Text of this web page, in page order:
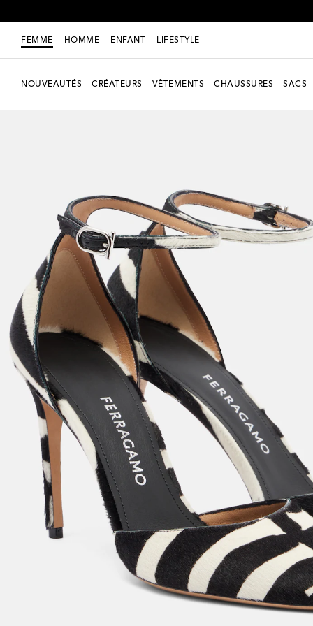
FEMME HOMME ENFANT LIFESTYLE
NOUVEAUTÉS CRÉATEURS VÊTEMENTS CHAUSSURES SACS